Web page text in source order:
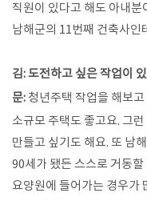
직원이 있다고 해도 아내
남해군의 11번째 건축사인
김: 도전하고 싶은 작업이
문: 청년주택 작업을 해보
소규모 주택도 좋고요. 그
만들고 싶기도 해요. 또 남
90세가 됐든 스스로 거동
요양원에 들어가는 경우가